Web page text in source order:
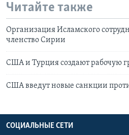
Читайте также
Организация Исламского
членство Сирии
США и Турция создают рабочую
США введут новые санкции
СОЦИАЛЬНЫЕ СЕТИ